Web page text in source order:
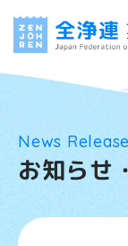
News Release
お知らせ